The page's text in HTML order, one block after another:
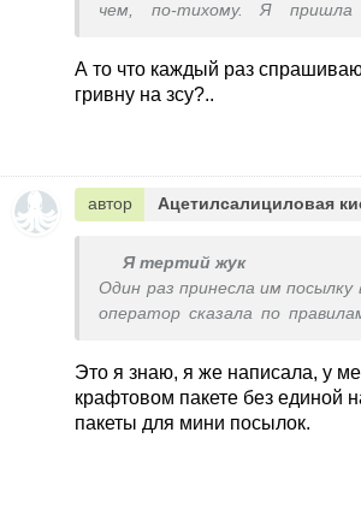
чем, по-тихому. Я пришла
А то что каждый раз
гривну на зсу?..
автор Ацетилсалициловая
Я тертий жук
Один раз принесла им посылку
оператор сказала по
вывернуть коробку
оказалось внутри. Такие
Это я знаю, я же написала, у
крафтовом пакете без единой
пакеты для мини посылок.